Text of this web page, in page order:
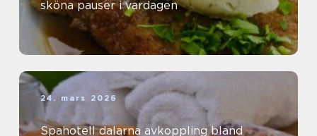
sköna pauser i vardagen
24. mars 2026
Spahotell dalarna avkoppling bland